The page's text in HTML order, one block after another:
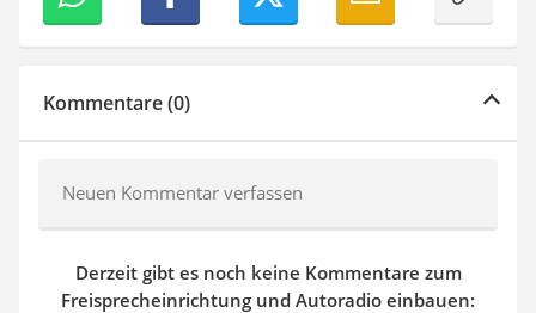
Kommentare (0)
Neuen Kommentar verfassen
Derzeit gibt es noch keine Kommentare zum
Freisprecheinrichtung und Autoradio einbauen: